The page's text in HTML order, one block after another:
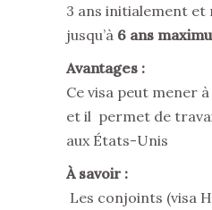
3 ans initialement et
jusqu’à 6 ans
Avantages :
Ce visa peut mener
et il permet de
aux États-Unis
À savoir :
Les conjoints (visa